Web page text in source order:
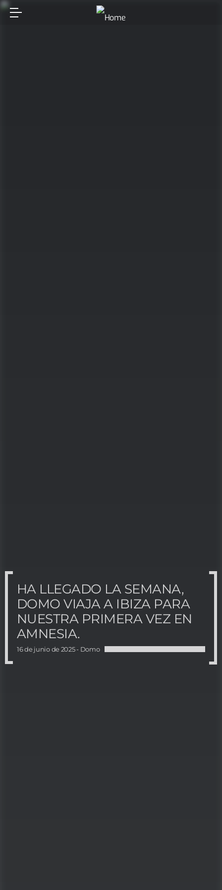
HA LLEGADO LA SEMANA,
DOMO VIAJA A IBIZA PARA
NUESTRA PRIMERA VEZ EN
AMNESIA.
16 de junio de 2025 - Domo